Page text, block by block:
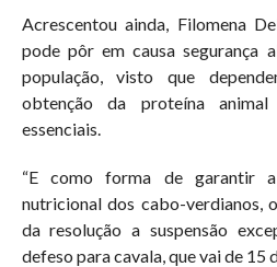
Acrescentou ainda, Filomena
pode pôr em causa segurança
população, visto que
obtenção da proteína
essenciais.
“E como forma de garantir
nutricional dos cabo-verdianos,
da resolução a suspensão
defeso para cavala, que vai de 15